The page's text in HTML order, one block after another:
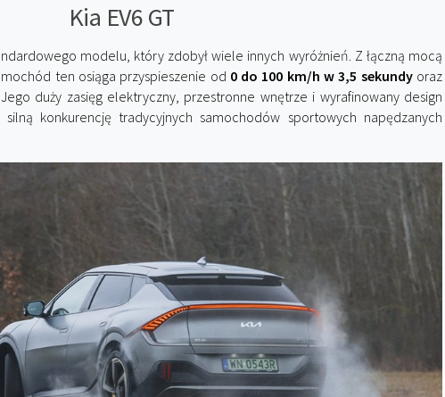
Kia EV6 GT
modelu, który zdobył wiele innych wyróżnień. Z łączną mocą
ten osiąga przyspieszenie od 0 do 100 km/h w 3,5 sekundyoraz
duży zasięg elektryczny, przestronne wnętrze i wyrafinowany design
konkurencję tradycyjnych samochodów sportowych napędzanych